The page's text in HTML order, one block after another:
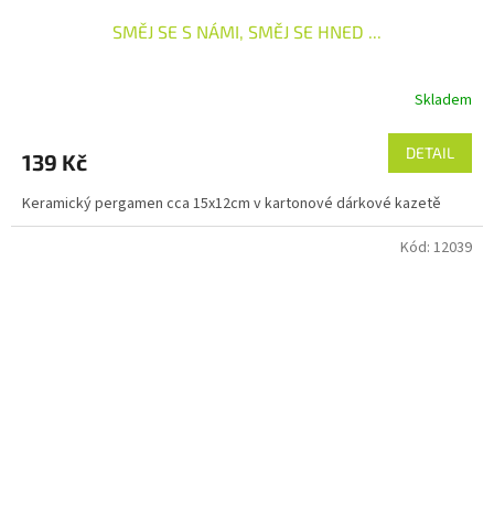
SMĚJ SE S NÁMI, SMĚJ SE HNED ...
Skladem
139 Kč DETAIL
Keramický pergamen cca 15x12cm v kartonové dárkové kazetě
Kód: 12039